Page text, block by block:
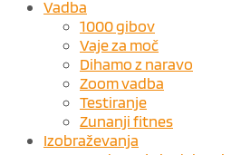
Vadba
1000 gibov
Vaje za moč
Dihamo z naravo
Zoom vadba
Testiranje
Zunanji fitnes
Izobraževanja